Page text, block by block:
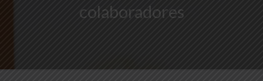
colaboradores